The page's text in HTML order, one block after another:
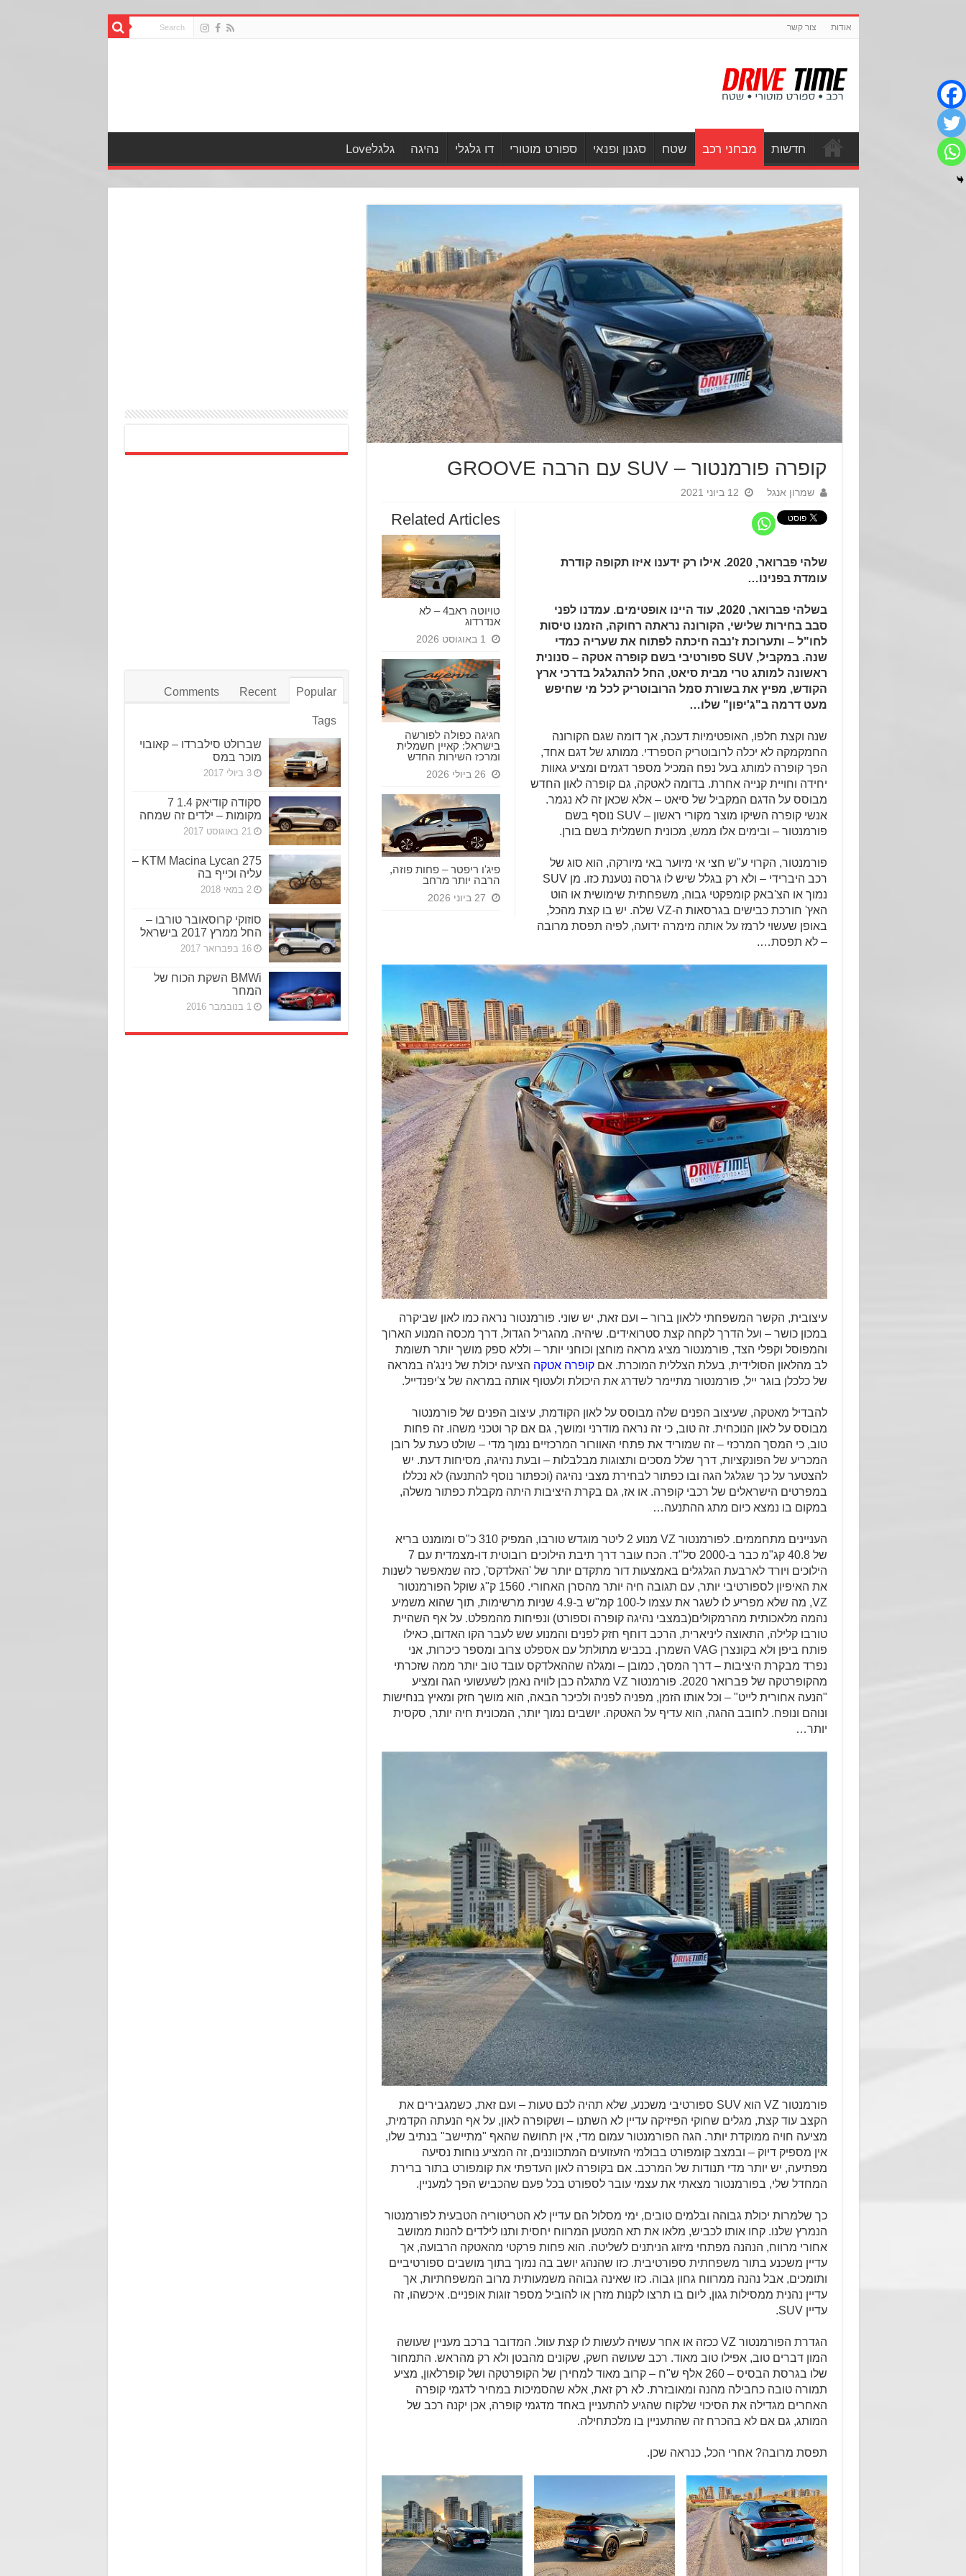
אודות צור קשר
חדשות מבחני רכב שטח סגנון ופנאי ספורט מוטורי דו גלגלי נהיגה גלגלLove
קופרה פורמנטור – SUV עם הרבה GROOVE
שמרון אנגל 12 ביוני 2021
Related Articles
טויוטה ראב4 – לא
אנדרדוג
1 באוגוסט 2026
חגיגה כפולה לפורשה
בישראל: קאיין חשמלית
ומרכז השירות החדש
26 ביולי 2026
פיג'ו ריפטר – פחות פוזה,
הרבה יותר מרחב
27 ביוני 2026
שלהי פברואר, 2020. אילו רק ידענו איזו תקופה קודרת
עומדת בפנינו…
בשלהי פברואר, 2020, עוד היינו אופטימים. עמדנו לפני
סבב בחירות שלישי, הקורונה נראתה רחוקה, הזמנו טיסות
לחו"ל – ותערוכת ז'נבה חיכתה לפתוח את שעריה כמדי
שנה. במקביל, SUV ספורטיבי בשם קופרה אטקה – סנונית
ראשונה למותג טרי מבית סיאט, החל להתגלגל בדרכי ארץ
הקודש, מפיץ את בשורת סמל הרובוטריק לכל מי שחיפש
מעט דרמה ב"ג'יפון" שלו…
שנה וקצת חלפו, האופטימיות דעכה, אך דומה שגם הקורונה
החמקמקה לא יכלה לרובוטריק הספרדי. ממותג של דגם אחד,
הפך קופרה למותג בעל נפח המכיל מספר דגמים ומציע גאוות
יחידה וחויית קנייה אחרת. בדומה לאטקה, גם קופרה לאון החדש
מבוסס על הדגם המקביל של סיאט – אלא שכאן זה לא נגמר.
אנשי קופרה השיקו מוצר מקורי ראשון – SUV נוסף בשם
פורמנטור – ובימים אלו ממש, מכונית חשמלית בשם בורן.
פורמנטור, הקרוי ע"ש חצי אי מיוער באי מיורקה, הוא סוג של
רכב היברידי – ולא רק בגלל שיש לו גרסה נטענת כזו. מן SUV
נמוך או הצ'באק קומפקטי גבוה, משפחתית שימושית או הוט
האץ' חורכת כבישים בגרסאות ה-VZ שלה. יש בו קצת מהכל,
באופן שעשוי לרמז על אותה מימרה ידועה, לפיה תפסת מרובה
– לא תפסת….
עיצובית, הקשר המשפחתי ללאון ברור – ועם זאת, יש שוני. פורמנטור נראה כמו לאון שביקרה
במכון כושר – ועל הדרך לקחה קצת סטרואידים. שיהיה. מהגריל הגדול, דרך מכסה המנוע הארוך
והמפוסל וקפלי הצד, פורמנטור מציג מראה מוחצן וכוחני יותר – וללא ספק מושך יותר תשומת
לב מהלאון הסולידית, בעלת הצללית המוכרת. אםקופרה אטקה הציעה יכולת של נינג'ה במראה
של כלכלן בוגר ייל, פורמנטור מתיימר לשדרג את היכולת ולעטוף אותה במראה של צ'יפנדייל.
להבדיל מאטקה, שעיצוב הפנים שלה מבוסס על לאון הקודמת, עיצוב הפנים של פורמנטור
מבוסס על לאון הנוכחית. זה טוב, כי זה נראה מודרני ומושך, גם אם קר וטכני משהו. זה פחות
טוב, כי המסך המרכזי – זה שמוריד את פתחי האוורור המרכזיים נמוך מדי – שולט כעת על רובן
המכריע של הפונקציות, דרך שלל מסכים ותצוגות מבלבלות – ובעת נהיגה, מסיחות דעת. יש
להצטער על כך שגלגל הגה ובו כפתור לבחירת מצבי נהיגה (וכפתור נוסף להתנעה) לא נכללו
במפרטים הישראלים של רכבי קופרה. או אז, גם בקרת היציבות היתה מקבלת כפתור משלה,
במקום בו נמצא כיום מתג ההתנעה…
העניינים מתחממים. לפורמנטור VZ מנוע 2 ליטר מוגדש טורבו, המפיק 310 כ"ס ומומנט בריא
של 40.8 קג"מ כבר ב-2000 סל"ד. הכח עובר דרך תיבת הילוכים רובוטית דו-מצמדית עם 7
הילוכים ויורד לארבעת הגלגלים באמצעות דור מתקדם יותר של 'האלדקס', כזה שמאפשר לשנות
את האיפיון לספורטיבי יותר, עם תגובה חיה יותר מהסרן האחורי. 1560 ק"ג שוקל הפורמנטור
VZ, מה שלא מפריע לו לשגר את עצמו ל-100 קמ"ש ב-4.9 שניות מרשימות, תוך שהוא משמיע
נהמה מלאכותית מהרמקולים(במצבי נהיגה קופרה וספורט) ונפיחות מהמפלט. על אף השהיית
טורבו קלילה, התאוצה ליניארית, הרכב דוחף חזק לפנים והמנוע שש לעבר הקו האדום, כאילו
פותח ביפן ולא בקונצרן VAG השמרן. בכביש מתולתל עם אספלט צרוב ומספר כיכרות, אני
נפרד מבקרת היציבות – דרך המסך, כמובן – ומגלה שההאלדקס עובד טוב יותר ממה שזכרתי
מהקופרטקה של פברואר 2020. פורמנטור VZ מתגלה כבן לוויה נאמן לשעשועי הגה ומציע
"הנעה אחורית לייט" – וכל אותו הזמן, מפניה לפניה ולכיכר הבאה, הוא מושך חזק ומאיץ בנחישות
ונוהם ונופח. לחובב ההגה, הוא עדיף על האטקה. יושבים נמוך יותר, המכונית חיה יותר, סקסית
יותר…
פורמנטור VZ הוא SUV ספורטיבי משכנע, שלא תהיה לכם טעות – ועם זאת, כשמגבירים את
הקצב עוד קצת, מגלים שחוקי הפיזיקה עדיין לא השתנו – ושקופרה לאון, על אף הנעתה הקדמית,
מציעה חויה ממוקדת יותר. הגה הפורמנטור עמום מדי, אין תחושה שהאף "מתיישב" בנתיב שלו,
אין מספיק דיוק – ובמצב קומפורט בבולמי הזעזועים המתכווננים, זה המציע נוחות נסיעה
מפתיעה, יש יותר מדי תנודות של המרכב. אם בקופרה לאון העדפתי את קומפורט בתור ברירת
המחדל שלי, בפורמנטור מצאתי את עצמי עובר לספורט בכל פעם שהכביש הפך למעניין.
כך שלמרות יכולת גבוהה ובלמים טובים, ימי מסלול הם עדיין לא הטריטוריה הטבעית לפורמנטור
הנמרץ שלנו. קחו אותו לכביש, מלאו את תא המטען המרווח יחסית ותנו לילדים להנות ממושב
אחורי מרווח, הנהנה מפתחי מיזוג הניתנים לשליטה. הוא פחות פרקטי מהאטקה הרבועה, אך
עדיין משכנע בתור משפחתית ספורטיבית. כזו שהנהג יושב בה נמוך בתוך מושבים ספורטיביים
ותומכים, אבל נהנה ממרווח גחון גבוה. כזו שאינה גבוהה משמעותית מרוב המשפחתיות, אך
עדיין נהנית ממסילות גגון, ליום בו תרצו לקנות מזרן או להוביל מספר זוגות אופניים. איכשהו, זה
עדיין SUV.
הגדרת הפורמנטור VZ ככזה או אחר עשויה לעשות לו קצת עוול. המדובר ברכב מעניין שעושה
המון דברים טוב, אפילו טוב מאוד. רכב שעושה חשק, שקונים מהבטן ולא רק מהראש. התמחור
שלו בגרסת הבסיס – 260 אלף ש"ח – קרוב מאוד למחירן של הקופרטקה ושל קופרלאון, מציע
תמורה טובה כחבילה מהנה ומאובזרת. לא רק זאת, אלא שהסמיכות במחיר לדגמי קופרה
האחרים מגדילה את הסיכוי שלקוח שהגיע להתעניין באחד מדגמי קופרה, אכן יקנה רכב של
המותג, גם אם לא בהכרח זה שהתעניין בו מלכתחילה.
תפסת מרובה? אחרי הכל, כנראה שכן.
Popular
Recent
Comments
Tags
שברולט סילברדו – קאובוי
מוכר במס
3 ביולי 2017
סקודה קודיאק 1.4 7
מקומות – ילדים זה שמחה
21 באוגוסט 2017
KTM Macina Lycan 275 –
עליה וכייף בה
2 במאי 2018
סוזוקי קרוסאובר טורבו –
החל ממרץ 2017 בישראל
16 בפברואר 2017
BMWi השקת הכוח של
המחר
1 בנובמבר 2016